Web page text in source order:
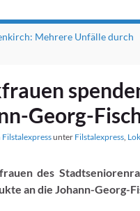
Mehrere Unfälle durch
Georg-
unter Filstalexpress,
des
an die Johann-Georg-